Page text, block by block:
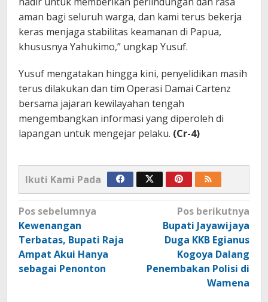
aman bagi seluruh warga, dan kami terus bekerja
keras menjaga stabilitas keamanan di Papua,
khususnya Yahukimo,” ungkap Yusuf.
Yusuf mengatakan hingga kini, penyelidikan masih
terus dilakukan dan tim Operasi Damai Cartenz
bersama jajaran kewilayahan tengah
mengembangkan informasi yang diperoleh di
lapangan untuk mengejar pelaku. (Cr-4)
Ikuti Kami Pada
Navigasi
pos
Pos sebelumnya
Kewenangan
Terbatas, Bupati Raja
Ampat Akui Hanya
sebagai Penonton
Pos berikutnya
Bupati Jayawijaya
Duga KKB Egianus
Kogoya Dalang
Penembakan Polisi di
Wamena